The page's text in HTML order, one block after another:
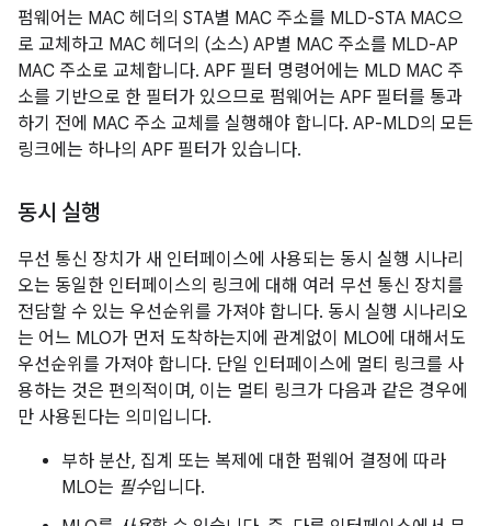
펌웨어는 MAC 헤더의 STA별 MAC 주소를 MLD-STA MAC으
로 교체하고 MAC 헤더의 (소스) AP별 MAC 주소를 MLD-AP
MAC 주소로 교체합니다. APF 필터 명령어에는 MLD MAC 주
소를 기반으로 한 필터가 있으므로 펌웨어는 APF 필터를 통과
하기 전에 MAC 주소 교체를 실행해야 합니다. AP-MLD의 모든
링크에는 하나의 APF 필터가 있습니다.
동시 실행
무선 통신 장치가 새 인터페이스에 사용되는 동시 실행 시나리
오는 동일한 인터페이스의 링크에 대해 여러 무선 통신 장치를
전담할 수 있는 우선순위를 가져야 합니다. 동시 실행 시나리오
는 어느 MLO가 먼저 도착하는지에 관계없이 MLO에 대해서도
우선순위를 가져야 합니다. 단일 인터페이스에 멀티 링크를 사
용하는 것은 편의적이며, 이는 멀티 링크가 다음과 같은 경우에
만 사용된다는 의미입니다.
부하 분산, 집계 또는 복제에 대한 펌웨어 결정에 따라
MLO는 필수입니다.